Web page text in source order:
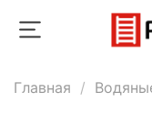
Главная